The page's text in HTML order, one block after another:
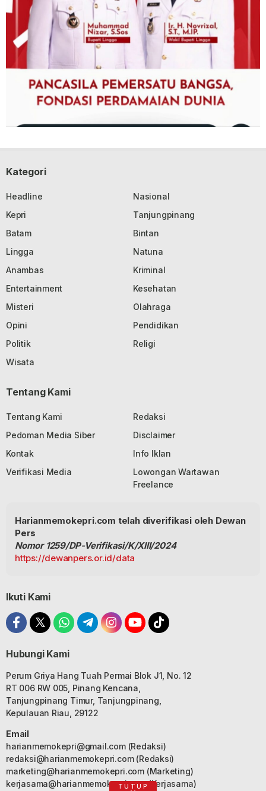
Kategori
Headline
Nasional
Kepri
Tanjungpinang
Batam
Bintan
Lingga
Natuna
Anambas
Kriminal
Entertainment
Kesehatan
Misteri
Olahraga
Opini
Pendidikan
Politik
Religi
Wisata
Tentang Kami
Tentang Kami
Redaksi
Pedoman Media Siber
Disclaimer
Kontak
Info Iklan
Verifikasi Media
Lowongan Wartawan
Freelance
Harianmemokepri.com telah diverifikasi oleh Dewan
Pers
Nomor 1259/DP-Verifikasi/K/XIII/2024
https://dewanpers.or.id/data
Ikuti Kami
Hubungi Kami
Perum Griya Hang Tuah Permai Blok J1, No. 12
RT 006 RW 005, Pinang Kencana,
Tanjungpinang Timur, Tanjungpinang,
Kepulauan Riau, 29122
Email
harianmemokepri@gmail.com(Redaksi)
redaksi@harianmemokepri.com(Redaksi)
marketing@harianmemokepri.com(Marketing)
kerjasama@harianmemokepri.com(Kerjasama)
TUTUP